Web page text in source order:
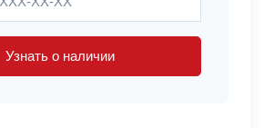
Узнать о наличии